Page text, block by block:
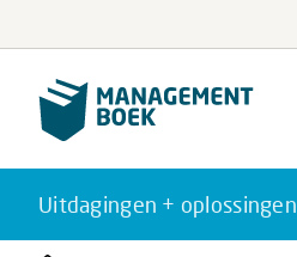
Uitdagingen + oplossingen